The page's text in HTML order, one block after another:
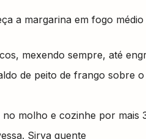
a margarina em fogo
mexendo sempre, até
de peito de frango sobre
molho e cozinhe por mais
Sirva quente